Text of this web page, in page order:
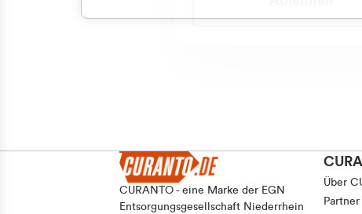
CURANTO - eine Marke der EGN
Entsorgungsgesellschaft Niederrhein
Über
Partner